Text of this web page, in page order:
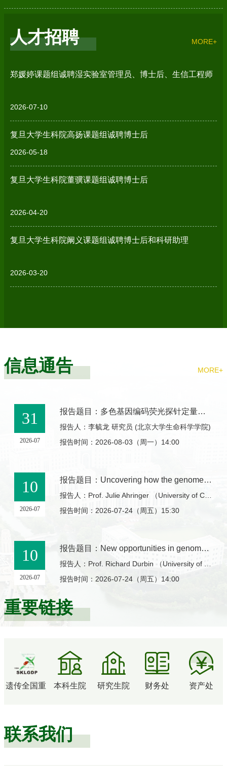
人才招聘 MORE+
郑媛婷课题组诚聘湿实验室管理员、博士后、生信工程师
2026-07-10
复旦大学生科院高扬课题组诚聘博士后
2026-05-18
复旦大学生科院董骥课题组诚聘博士后
2026-04-20
复旦大学生科院阚义课题组诚聘博士后和科研助理
2026-03-20
信息通告 MORE+
31
2026-07
报告题目：多色基因编码荧光探针定量窥探活体神经化学信号
报告人：李毓龙 研究员 (北京大学生命科学学院)
报告时间：2026-08-03（周一）14:00
10
2026-07
报告题目：Uncovering how the genome directs development
报告人：Prof. Julie Ahringer （University of Cambridge）
报告时间：2026-07-24（周五）15:30
10
2026-07
报告题目：New opportunities in genome sequencing
报告人：Prof. Richard Durbin （University of Cambridge）
报告时间：2026-07-24（周五）14:00
重要链接
遗传全国重 本科生院 研究生院 财务处 资产处
联系我们